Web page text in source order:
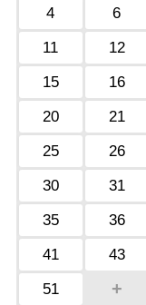
4 6
11
12
15
16
20
21
25
26
30
31
35
36
41
43
51
+